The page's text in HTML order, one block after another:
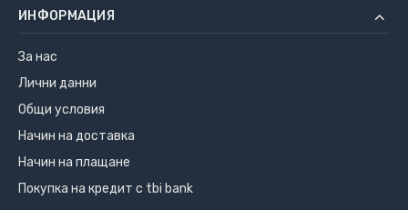
ИНФОРМАЦИЯ
За нас
Лични данни
Общи условия
Начин на доставка
Начин на плащане
Покупка на кредит с tbi bank